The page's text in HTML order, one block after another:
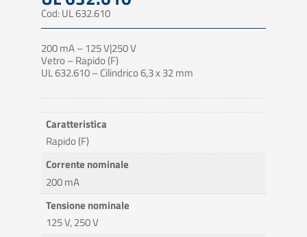
Cod: UL 632.610
200 mA – 125 V|250 V
Vetro – Rapido (F)
UL 632.610 – Cilindrico 6,3 x 32 mm
Caratteristica
Rapido (F)
Corrente nominale
200 mA
Tensione nominale
125 V, 250 V